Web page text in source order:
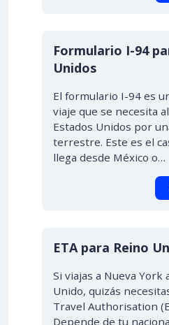
Formulario I-94
Unidos
El formulario I-94 es
viaje que se necesita
Estados Unidos por
terrestre. Este es el
llega desde México o…
ETA para Reino
Si viajas a Nueva York
Unido, quizás
Travel Authorisation
Depende de tu